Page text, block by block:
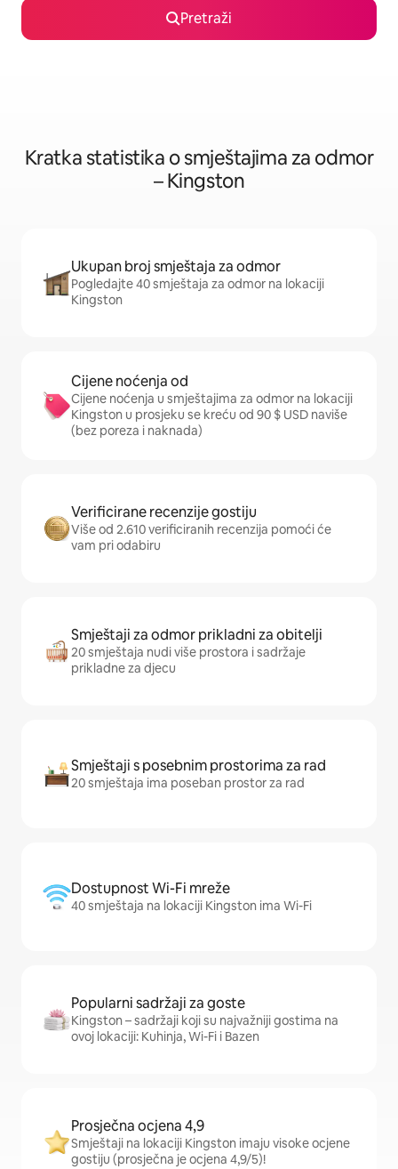
Pretraži
Kratka statistika o smještajima za odmor
– Kingston
Ukupan broj smještaja za odmor
Pogledajte 40 smještaja za odmor na lokaciji
Kingston
Cijene noćenja od
Cijene noćenja u smještajima za odmor na lokaciji
Kingston u prosjeku se kreću od 90 $ USD naviše
(bez poreza i naknada)
Verificirane recenzije gostiju
Više od 2.610 verificiranih recenzija pomoći će
vam pri odabiru
Smještaji za odmor prikladni za obitelji
20 smještaja nudi više prostora i sadržaje
prikladne za djecu
Smještaji s posebnim prostorima za rad
20 smještaja ima poseban prostor za rad
Dostupnost Wi-Fi mreže
40 smještaja na lokaciji Kingston ima Wi-Fi
Popularni sadržaji za goste
Kingston – sadržaji koji su najvažniji gostima na
ovoj lokaciji: Kuhinja, Wi-Fi i Bazen
Prosječna ocjena 4,9
Smještaji na lokaciji Kingston imaju visoke ocjene
gostiju (prosječna je ocjena 4,9/5)!